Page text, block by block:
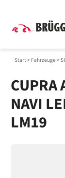
Start> Fahrzeuge >
CUPRA
NAVI
LM19